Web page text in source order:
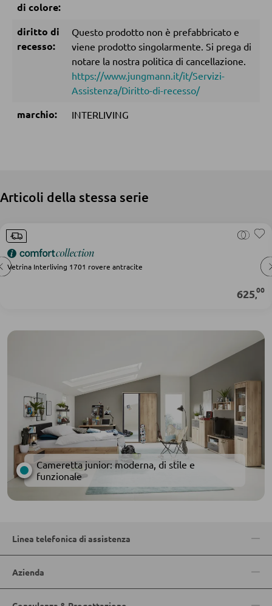
MATERASSI
Materassi
Accessori per il materasso
Doghe
Armadi con ante a battente
Specchi da parete
Sgabelli da bar
Carrelli da portata
Carrelli da bar
Sgabelli da bar
TAVOLI
Tavolini da caffé
di colore:
diritto di
recesso:
Questo prodotto non è prefabbricato e
viene prodotto singolarmente. Si prega di
notare la nostra politica di cancellazione.
https://www.jungmann.it/it/Servizi-
Assistenza/Diritto-di-recesso/
marchio: INTERLIVING
Articoli della stessa serie
Vetrina Interliving 1701 rovere antracite
625,00
Cameretta junior: moderna, di stile e
funzionale
Linea telefonica di assistenza
Azienda